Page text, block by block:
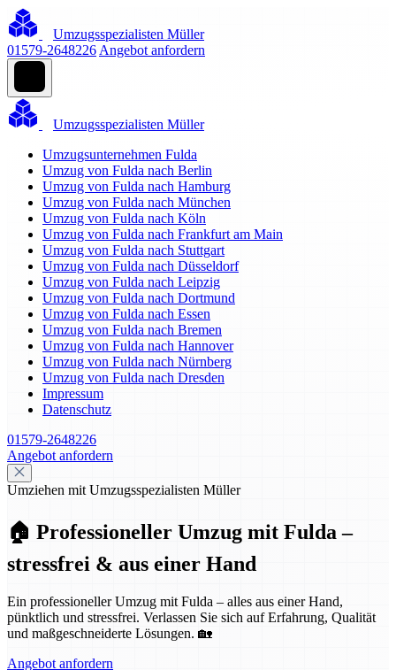
Umzugsspezialisten Müller
01579-2648226 Angebot anfordern
Umzugsspezialisten Müller
Umzugsunternehmen Fulda
Umzug von Fulda nach Berlin
Umzug von Fulda nach Hamburg
Umzug von Fulda nach München
Umzug von Fulda nach Köln
Umzug von Fulda nach Frankfurt am Main
Umzug von Fulda nach Stuttgart
Umzug von Fulda nach Düsseldorf
Umzug von Fulda nach Leipzig
Umzug von Fulda nach Dortmund
Umzug von Fulda nach Essen
Umzug von Fulda nach Bremen
Umzug von Fulda nach Hannover
Umzug von Fulda nach Nürnberg
Umzug von Fulda nach Dresden
Impressum
Datenschutz
01579-2648226
Angebot anfordern
Umziehen mit Umzugsspezialisten Müller
🏠 Professioneller Umzug mit Fulda –
stressfrei & aus einer Hand
Ein professioneller Umzug mit Fulda – alles aus einer Hand,
pünktlich und stressfrei. Verlassen Sie sich auf Erfahrung, Qualität
und maßgeschneiderte Lösungen. 🏡
Angebot anfordern